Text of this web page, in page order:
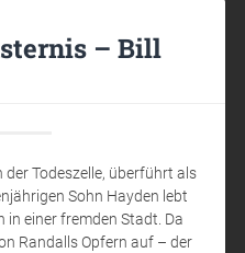
– Bill
Todeszelle, überführt als
Sohn Hayden lebt
in einer fremden Stadt. Da
Randalls Opfern auf – der